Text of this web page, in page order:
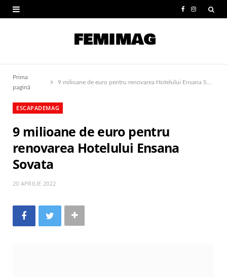
e
b
I
t
a
Prima
pagină
»
ESCAPADEMAG
9 milioane de euro pentru
renovarea Hotelului Ensana
Sovata
20 APRILIE 2022